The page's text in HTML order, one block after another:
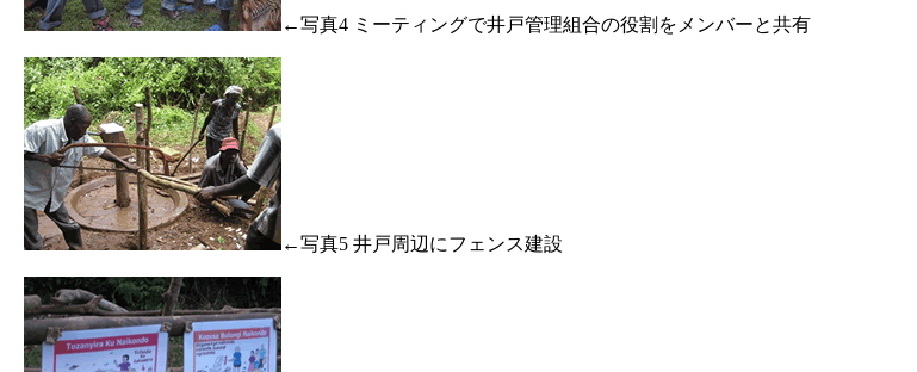
←写真4 ミーティングで井戸管理組合の役割をメンバーと共有
←写真5 井戸周辺にフェンス建設